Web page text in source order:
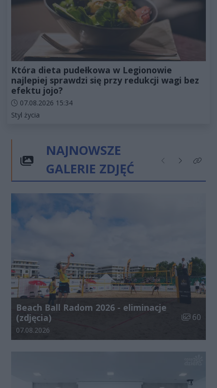
Która dieta pudełkowa w Legionowie
najlepiej sprawdzi się przy redukcji wagi bez
efektu jojo?
Data dodania artykułu:
07.08.2026 15:34
Kategorie artykułu:
Styl życia
NAJNOWSZE
GALERIE ZDJĘĆ
Poprzednie
NastępneKliknij
Beach Ball Radom 2026 - eliminacje
(zdjęcia)
Liczba
60
Data dodania galerii:
07.08.2026